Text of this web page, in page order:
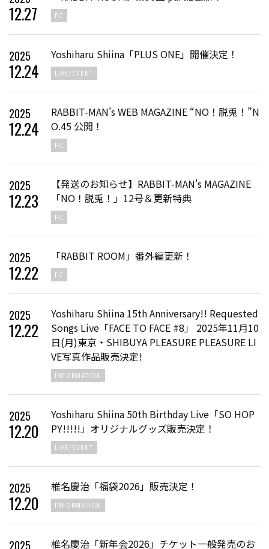
12.27 FC
2025
12.24
Yoshiharu Shiina「PLUS ONE」開催決定！
LIVE/EVENT
2025
12.24
RABBIT-MAN's WEB MAGAZINE “NO！脱兎！”N
O.45 公開！
FC
2025
12.23
【発送のお知らせ】RABBIT-MAN's MAGAZINE
「NO！脱兎！」12号＆更新特典
FC
2025
12.22
「RABBIT ROOM」番外編更新！
FC
2025
12.22
Yoshiharu Shiina 15th Anniversary!! Requested
Songs Live「FACE TO FACE #8」 2025年11月10
日(月)東京・SHIBUYA PLEASURE PLEASURE LI
VE写真作品販売決定!
INFORMATION
2025
12.20
Yoshiharu Shiina 50th Birthday Live「SO HOP
PY!!!!!」オリジナルグッズ販売決定！
LIVE/EVENT
2025
12.20
椎名慶治「福袋2026」販売決定！
INFORMATION
2025
椎名慶治「新年会2026」チケット一般発売のお